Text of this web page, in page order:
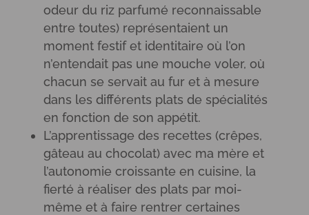
odeur du riz parfumé reconnaissable
entre toutes) représentaient un
moment festif et identitaire où l’on
n’entendait pas une mouche voler, où
chacun se servait au fur et à mesure
dans les différents plats de spécialités
en fonction de son appétit.
L’apprentissage des recettes (crêpes,
gâteau au chocolat) avec ma mère et
l’autonomie croissante en cuisine, la
fierté à réaliser des plats par moi-
même et à faire rentrer certaines